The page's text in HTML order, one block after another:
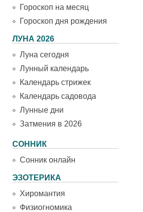
Гороскоп на месяц
Гороскоп дня рождения
ЛУНА 2026
Луна сегодня
Лунный календарь
Календарь стрижек
Календарь садовода
Лунные дни
Затмения в 2026
СОННИК
Сонник онлайн
ЭЗОТЕРИКА
Хиромантия
Физиогномика